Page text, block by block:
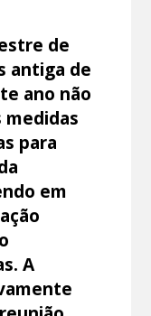
de
antiga de
ano não
medidas
para
em
A